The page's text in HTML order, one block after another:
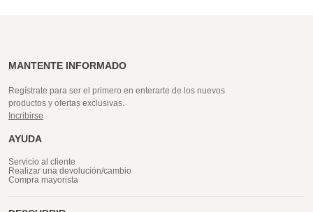
MANTENTE INFORMADO
Regístrate para ser el primero en enterarte de los nuevos
productos y ofertas exclusivas.
Incribirse
AYUDA
Servicio al cliente
Realizar una devolución/cambio
Compra mayorista